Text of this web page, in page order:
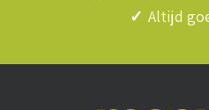
✓ Altijd